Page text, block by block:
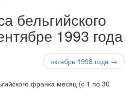
бельгийского
1993 года
октябрь 1993 года →